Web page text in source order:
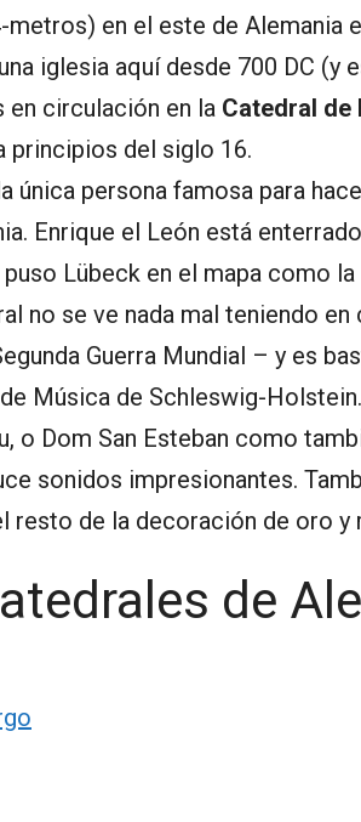
en el este de Alemania
iglesia aquí desde 700 DC (y
en circulación en la Catedral de
principios del siglo 16.
única persona famosa para
Enrique el León está
Lübeck en el mapa como
no se ve nada mal teniendo
Guerra Mundial – y es
Música de Schleswig-Holstein.
o Dom San Esteban como
sonidos impresionantes.
resto de la decoración de oro y
de